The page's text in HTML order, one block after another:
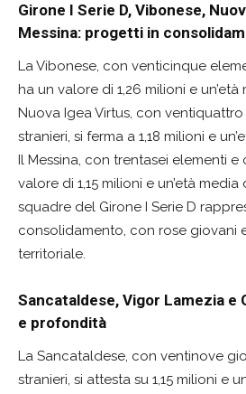
Girone I Serie D, Vibonese,
Messina: progetti in
La Vibonese, con venticinque
ha un valore di 1,26 milioni e un’età
Nuova Igea Virtus, con
stranieri, si ferma a 1,18 milioni e
Il Messina, con trentasei elementi e
valore di 1,15 milioni e un’età media
squadre del Girone I Serie D
consolidamento, con rose giovani
territoriale.
Sancataldese, Vigor Lamezia e
e profondità
La Sancataldese, con ventinove
stranieri, si attesta su 1,15 milioni e